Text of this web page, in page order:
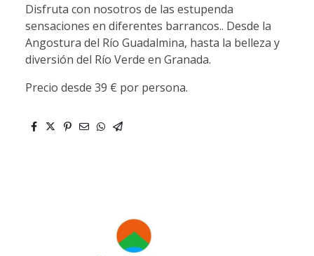
Disfruta con nosotros de las estupenda
sensaciones en diferentes barrancos.. Desde la
Angostura del Río Guadalmina, hasta la belleza y
diversión del Río Verde en Granada.
Precio desde 39 € por persona.